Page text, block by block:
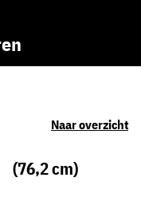
Naar overzicht
(76,2 cm)